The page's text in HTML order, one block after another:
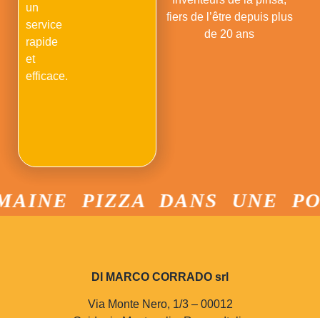
fiers de l’être depuis plus
de 20 ans
un
service
rapide
et
efficace.
PIZZA DANS UNE
DI MARCO CORRADO srl
Via Monte Nero, 1/3 – 00012